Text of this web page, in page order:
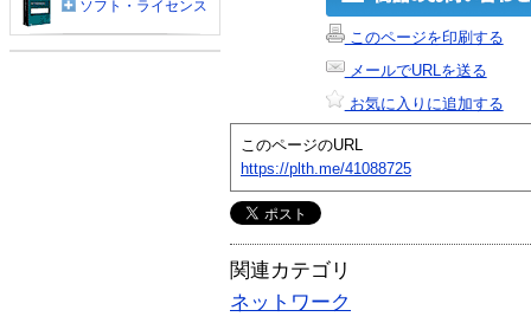
このページを印刷する
メールでURLを送る
お気に入りに追加する
このページのURL
https://plth.me/41088725
関連カテゴリ
ネットワーク
ソフト・ライセンス